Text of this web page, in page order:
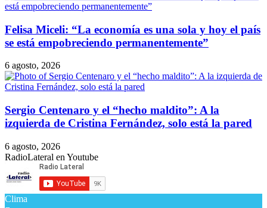
Felisa Miceli: “La economía es una sola y hoy el país
se está empobreciendo permanentemente”
6 agosto, 2026
Sergio Centenaro y el “hecho maldito”: A la
izquierda de Cristina Fernández, solo está la pared
6 agosto, 2026
RadioLateral en Youtube
Clima